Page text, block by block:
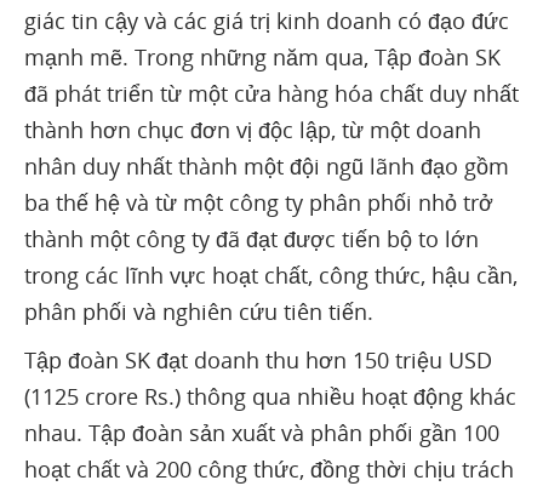
giác tin cậy và các giá trị kinh doanh có đạo đức
mạnh mẽ. Trong những năm qua, Tập đoàn SK
đã phát triển từ một cửa hàng hóa chất duy nhất
thành hơn chục đơn vị độc lập, từ một doanh
nhân duy nhất thành một đội ngũ lãnh đạo gồm
ba thế hệ và từ một công ty phân phối nhỏ trở
thành một công ty đã đạt được tiến bộ to lớn
trong các lĩnh vực hoạt chất, công thức, hậu cần,
phân phối và nghiên cứu tiên tiến.
Tập đoàn SK đạt doanh thu hơn 150 triệu USD
(1125 crore Rs.) thông qua nhiều hoạt động khác
nhau. Tập đoàn sản xuất và phân phối gần 100
hoạt chất và 200 công thức, đồng thời chịu trách